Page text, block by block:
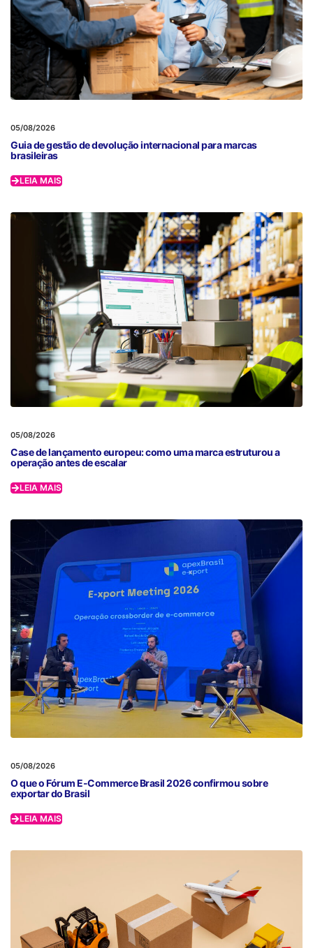
05/08/2026
Guia de gestão de devolução internacional para marcas
brasileiras
LEIA MAIS
05/08/2026
Case de lançamento europeu: como uma marca estruturou a
operação antes de escalar
LEIA MAIS
05/08/2026
O que o Fórum E-Commerce Brasil 2026 confirmou sobre
exportar do Brasil
LEIA MAIS